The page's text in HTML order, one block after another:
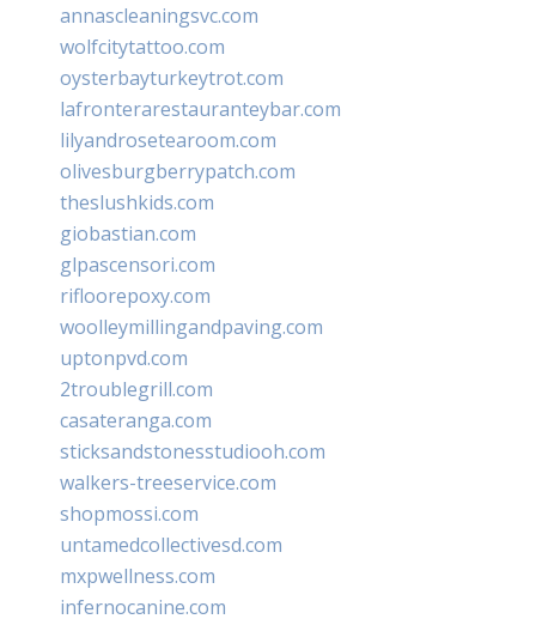
annascleaningsvc.com
wolfcitytattoo.com
oysterbayturkeytrot.com
lafronterarestauranteybar.com
lilyandrosetearoom.com
olivesburgberrypatch.com
theslushkids.com
giobastian.com
glpascensori.com
rifloorepoxy.com
woolleymillingandpaving.com
uptonpvd.com
2troublegrill.com
casateranga.com
sticksandstonesstudiooh.com
walkers-treeservice.com
shopmossi.com
untamedcollectivesd.com
mxpwellness.com
infernocanine.com